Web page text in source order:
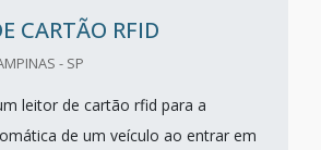
CARTÃO RFID
- SP
leitor de cartão rfid para a
de um veículo ao entrar em